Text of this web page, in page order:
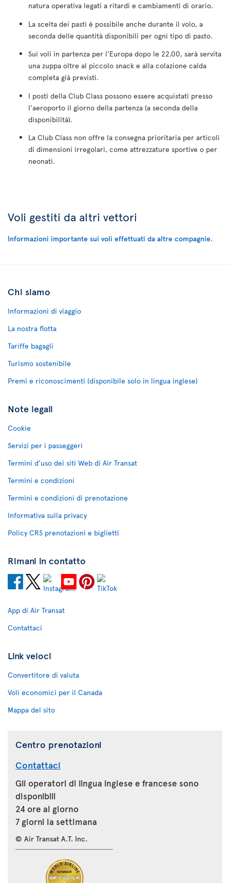
natura operativa legati a ritardi e cambiamenti di orario.
La scelta dei pasti è possibile anche durante il volo, a
seconda delle quantità disponibili per ogni tipo di pasto.
Sui voli in partenza per l'Europa dopo le 22.00, sarà servita
una zuppa oltre al piccolo snack e alla colazione calda
completa già previsti.
I posti della Club Class possono essere acquistati presso
l'aeroporto il giorno della partenza (a seconda della
disponibilità).
La Club Class non offre la consegna prioritaria per articoli
di dimensioni irregolari, come attrezzature sportive o per
neonati.
Voli gestiti da altri vettori
Informazioni importante sui voli effettuati da altre compagnie.
Chi siamo
Informazioni di viaggio
La nostra flotta
Tariffe bagagli
Turismo sostenibile
Premi e riconoscimenti (disponibile solo in lingua inglese)
Note legali
Cookie
Servizi per i passeggeri
Termini d'uso dei siti Web di Air Transat
Termini e condizioni
Termini e condizioni di prenotazione
Informativa sulla privacy
Policy CRS prenotazioni e biglietti
Rimani in contatto
App di Air Transat
Contattaci
Link veloci
Convertitore di valuta
Voli economici per il Canada
Mappa del sito
Centro prenotazioni
Contattaci
Gli operatori di lingua inglese e francese sono
disponibili
24 ore al giorno
7 giorni la settimana
© Air Transat A.T. Inc.